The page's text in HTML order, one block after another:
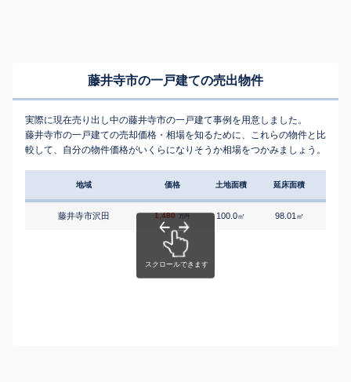
藤井寺市の一戸建ての売出物件
実際に現在売り出し中の藤井寺市の一戸建て事例を用意しました。
藤井寺市の一戸建ての売却価格・相場を知るために、これらの物件と比
較して、自分の物件価格がいくらになりそうか相場をつかみましょう。
地域 価格 土地面積 延床面積
藤井寺市沢田 1,480 万円 100.0㎡ 98.01 ㎡